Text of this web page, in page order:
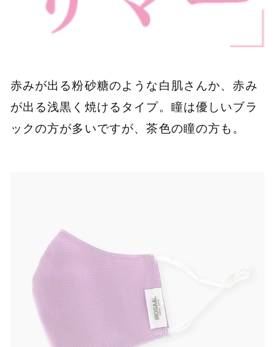
赤みが出る粉砂糖のような白肌さんか、赤み
が出る浅黒く焼けるタイプ。瞳は優しいブラ
ックの方が多いですが、茶色の瞳の方も。